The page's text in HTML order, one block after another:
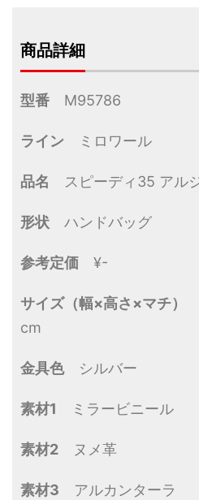
商品詳細
型番 M95786
ライン ミロワール
品名 スピーディ35 アル
形状 ハンドバッグ
参考定価 ¥-
サイズ（幅×高さ×マチ）
cm
金具色シルバー
素材1 ミラービニール
素材2 ヌメ革
素材3 アルカンターラ